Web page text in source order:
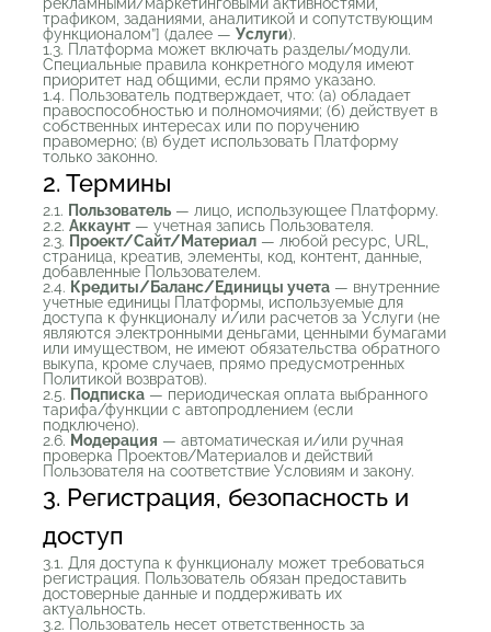
трафиком, заданиями, аналитикой и сопутствующим
функционалом”] (далее — Услуги).
1.3. Платформа может включать разделы/модули.
Специальные правила конкретного модуля имеют
приоритет над общими, если прямо указано.
1.4. Пользователь подтверждает, что: (а) обладает
правоспособностью и полномочиями; (б) действует в
собственных интересах или по поручению
правомерно; (в) будет использовать Платформу
только законно.
2. Термины
2.1. Пользователь — лицо, использующее Платформу.
2.2. Аккаунт — учетная запись Пользователя.
2.3. Проект/Сайт/Материал — любой ресурс, URL,
страница, креатив, элементы, код, контент, данные,
добавленные Пользователем.
2.4. Кредиты/Баланс/Единицы учета — внутренние
учетные единицы Платформы, используемые для
доступа к функционалу и/или расчетов за Услуги (не
являются электронными деньгами, ценными бумагами
или имуществом, не имеют обязательства обратного
выкупа, кроме случаев, прямо предусмотренных
Политикой возвратов).
2.5. Подписка — периодическая оплата выбранного
тарифа/функции с автопродлением (если
подключено).
2.6. Модерация — автоматическая и/или ручная
проверка Проектов/Материалов и действий
Пользователя на соответствие Условиям и закону.
3. Регистрация, безопасность и
доступ
3.1. Для доступа к функционалу может требоваться
регистрация. Пользователь обязан предоставить
достоверные данные и поддерживать их
актуальность.
3.2. Пользователь несет ответственность за